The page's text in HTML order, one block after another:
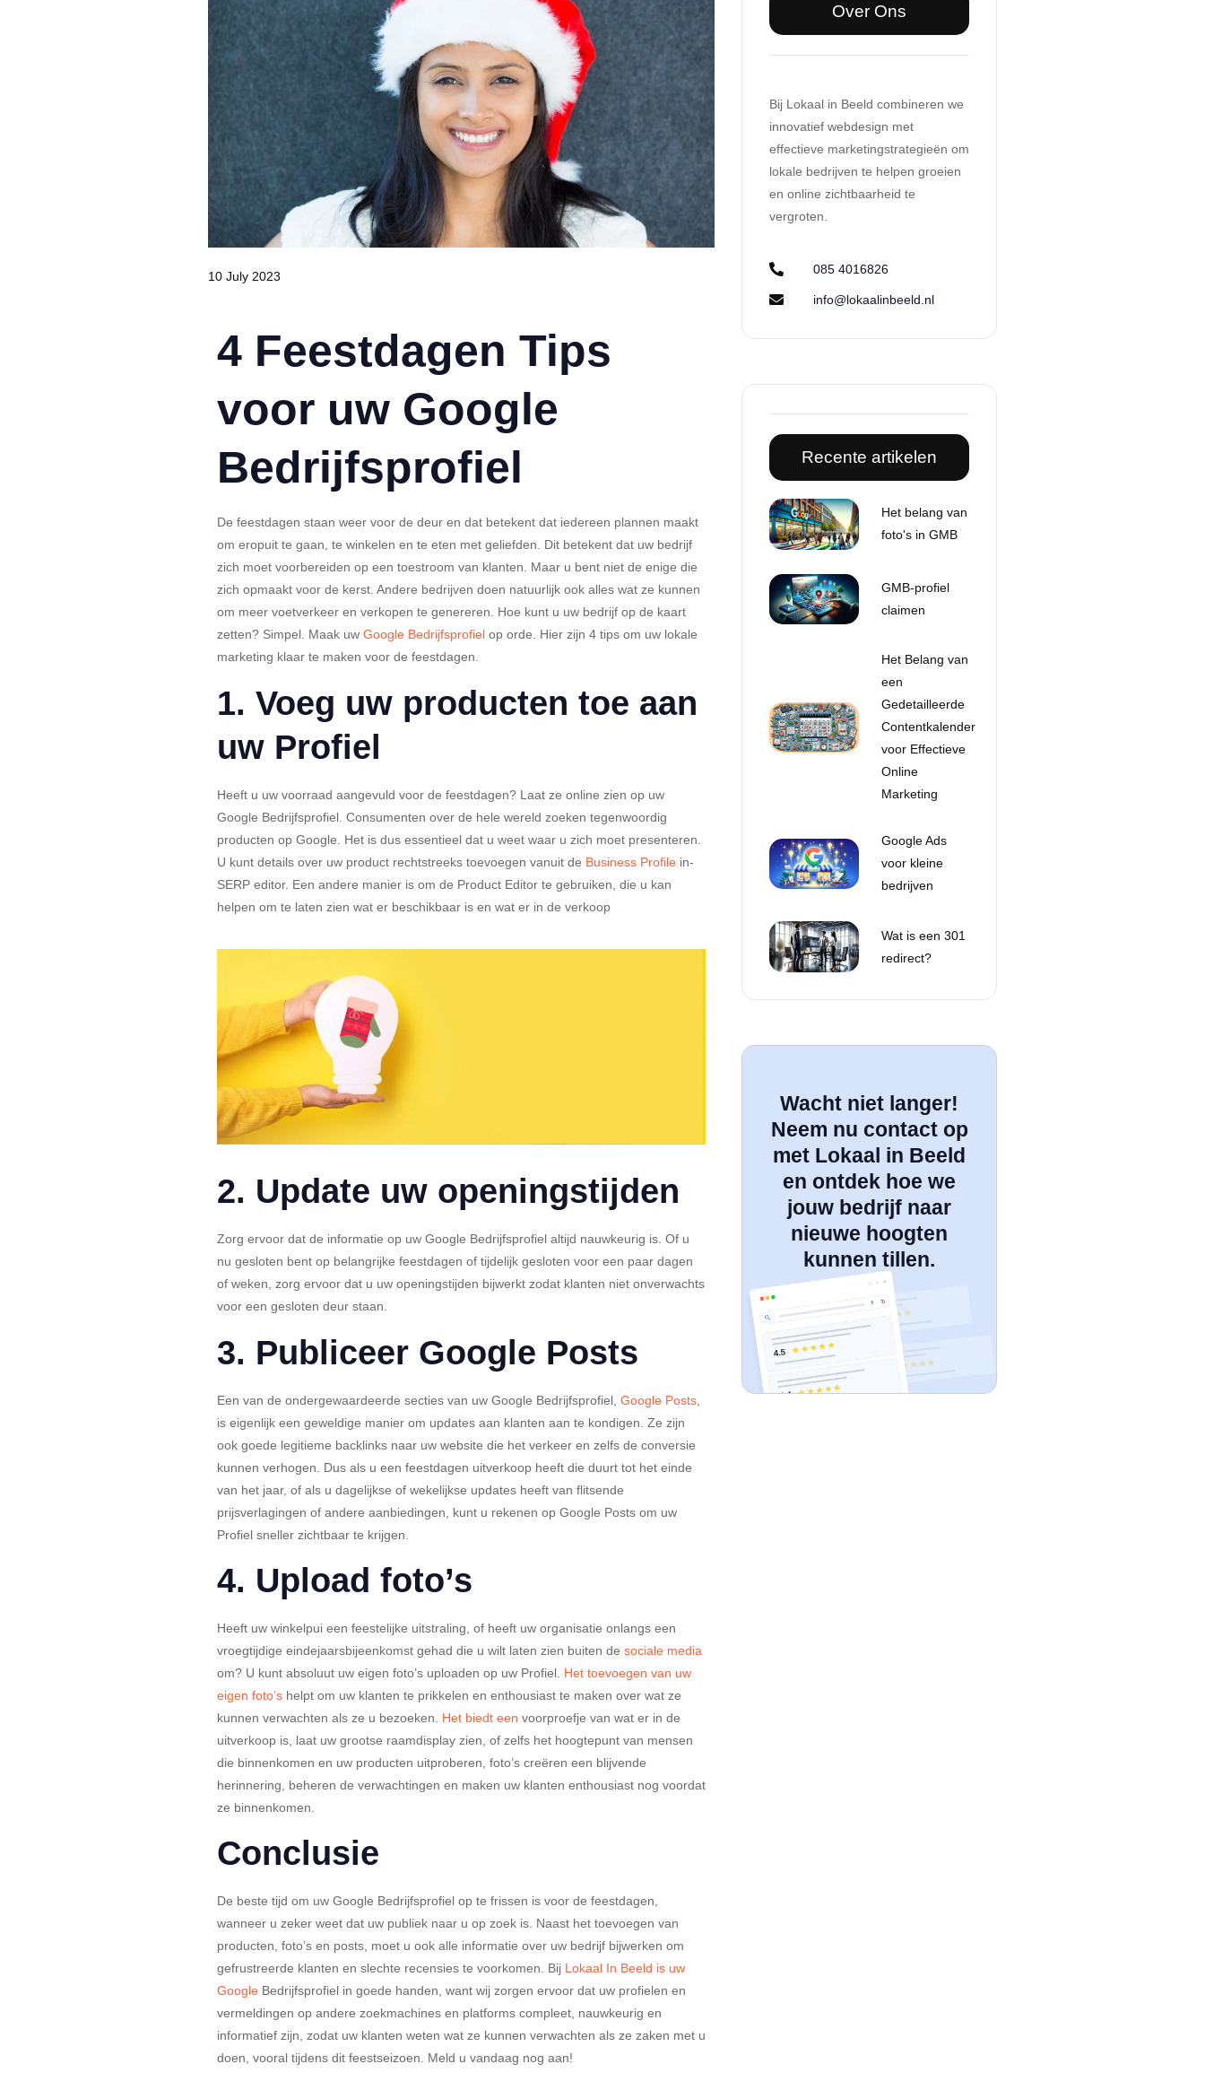
10 July 2023
4 Feestdagen Tips
voor uw Google
Bedrijfsprofiel
De feestdagen staan weer voor de deur en dat betekent dat iedereen plannen maakt
om eropuit te gaan, te winkelen en te eten met geliefden. Dit betekent dat uw bedrijf
zich moet voorbereiden op een toestroom van klanten. Maar u bent niet de enige die
zich opmaakt voor de kerst. Andere bedrijven doen natuurlijk ook alles wat ze kunnen
om meer voetverkeer en verkopen te genereren. Hoe kunt u uw bedrijf op de kaart
zetten? Simpel. Maak uw Google Bedrijfsprofiel op orde. Hier zijn 4 tips om uw lokale
marketing klaar te maken voor de feestdagen.
1. Voeg uw producten toe aan
uw Profiel
Heeft u uw voorraad aangevuld voor de feestdagen? Laat ze online zien op uw
Google Bedrijfsprofiel. Consumenten over de hele wereld zoeken tegenwoordig
producten op Google. Het is dus essentieel dat u weet waar u zich moet presenteren.
U kunt details over uw product rechtstreeks toevoegen vanuit de Business Profile in-
SERP editor. Een andere manier is om de Product Editor te gebruiken, die u kan
helpen om te laten zien wat er beschikbaar is en wat er in de verkoop
2. Update uw openingstijden
Zorg ervoor dat de informatie op uw Google Bedrijfsprofiel altijd nauwkeurig is. Of u
nu gesloten bent op belangrijke feestdagen of tijdelijk gesloten voor een paar dagen
of weken, zorg ervoor dat u uw openingstijden bijwerkt zodat klanten niet onverwachts
voor een gesloten deur staan.
3. Publiceer Google Posts
Een van de ondergewaardeerde secties van uw Google Bedrijfsprofiel, Google Posts
is eigenlijk een geweldige manier om updates aan klanten aan te kondigen. Ze zijn
ook goede legitieme backlinks naar uw website die het verkeer en zelfs de conversie
kunnen verhogen. Dus als u een feestdagen uitverkoop heeft die duurt tot het einde
van het jaar, of als u dagelijkse of wekelijkse updates heeft van flitsende
prijsverlagingen of andere aanbiedingen, kunt u rekenen op Google Posts om uw
Profiel sneller zichtbaar te krijgen.
4. Upload foto’s
Heeft uw winkelpui een feestelijke uitstraling, of heeft uw organisatie onlangs een
vroegtijdige eindejaarsbijeenkomst gehad die u wilt laten zien buiten de sociale media
om? U kunt absoluut uw eigen foto’s uploaden op uw Profiel. Het toevoegen van uw
eigen foto’s helpt om uw klanten te prikkelen en enthousiast te maken over wat ze
kunnen verwachten als ze u bezoeken. Het biedt een voorproefje van wat er in de
uitverkoop is, laat uw grootse raamdisplay zien, of zelfs het hoogtepunt van mensen
die binnenkomen en uw producten uitproberen, foto’s creëren een blijvende
herinnering, beheren de verwachtingen en maken uw klanten enthousiast nog voordat
ze binnenkomen.
Conclusie
De beste tijd om uw Google Bedrijfsprofiel op te frissen is voor de feestdagen,
wanneer u zeker weet dat uw publiek naar u op zoek is. Naast het toevoegen van
producten, foto’s en posts, moet u ook alle informatie over uw bedrijf bijwerken om
gefrustreerde klanten en slechte recensies te voorkomen. Bij Lokaal In Beeld is uw
Google Bedrijfsprofiel in goede handen, want wij zorgen ervoor dat uw profielen en
vermeldingen op andere zoekmachines en platforms compleet, nauwkeurig en
informatief zijn, zodat uw klanten weten wat ze kunnen verwachten als ze zaken met u
doen, vooral tijdens dit feestseizoen. Meld u vandaag nog aan!
Over Ons
Bij Lokaal in Beeld combineren we
innovatief webdesign met
effectieve marketingstrategieën om
lokale bedrijven te helpen groeien
en online zichtbaarheid te
vergroten.
085 4016826
info@lokaalinbeeld.nl
Recente artikelen
Het belang van
foto's in GMB
GMB-profiel
claimen
Het Belang van
een
Gedetailleerde
Contentkalender
voor Effectieve
Online
Marketing
Google Ads
voor kleine
bedrijven
Wat is een 301
redirect?
Wacht niet langer!
Neem nu contact op
met Lokaal in Beeld
en ontdek hoe we
jouw bedrijf naar
nieuwe hoogten
kunnen tillen.